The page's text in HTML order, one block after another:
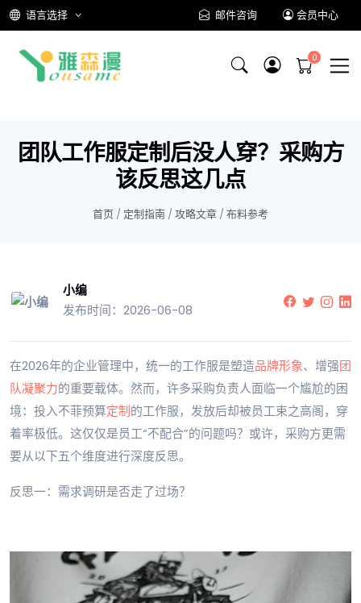
语言选择 邮件咨询 会员中心
团队工作服定制后没人穿？采购方
该反思这几点
首页 / 定制指南 / 攻略文章 / 布料参考
小编
发布时间：2026-06-08
在2026年的企业管理中，统一的工作服是塑造品牌形象、增强团
队凝聚力的重要载体。然而，许多采购负责人面临一个尴尬的困
境：投入不菲预算定制的工作服，发放后却被员工束之高阁，穿
着率极低。这仅仅是员工“不配合”的问题吗？或许，采购方更需
要从以下五个维度进行深度反思。
反思一：需求调研是否走了过场？